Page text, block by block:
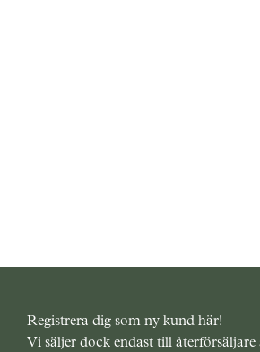
Registrera dig som ny kund här!
Vi säljer dock endast till